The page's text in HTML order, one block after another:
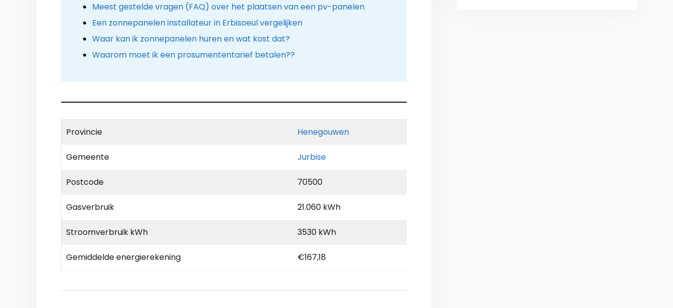
Meest gestelde vragen (FAQ) over het plaatsen van een pv-panelen
Een zonnepanelen installateur in Erbisoeul vergelijken
Waar kan ik zonnepanelen huren en wat kost dat?
Waarom moet ik een prosumententarief betalen??
Provincie Henegouwen
Gemeente Jurbise
Postcode 70500
Gasverbruik 21.060 kWh
Stroomverbruik kWh 3530 kWh
Gemiddelde energierekening €167,18